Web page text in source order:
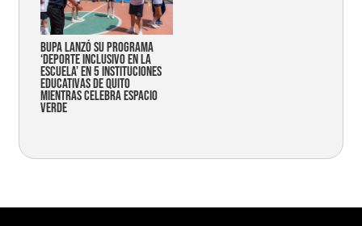
Bupa lanzó su programa
‘Deporte Inclusivo en la
Escuela’ en 5 instituciones
educativas de Quito
mientras celebra espacio
verde